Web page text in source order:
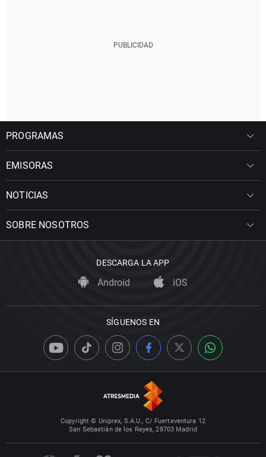
PROGRAMAS
EMISORAS
NOTICIAS
SOBRE NOSOTROS
DESCARGA LA APP
Android iOS
SÍGUENOS EN
Copyright © Uniprex, S.A.U., C/ Fuerteventura 12
San Sebastián de los Reyes, 28703 Madrid